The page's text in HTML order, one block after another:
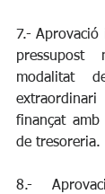
7.-
modalitat
finançat
de tresoreria.
8.-